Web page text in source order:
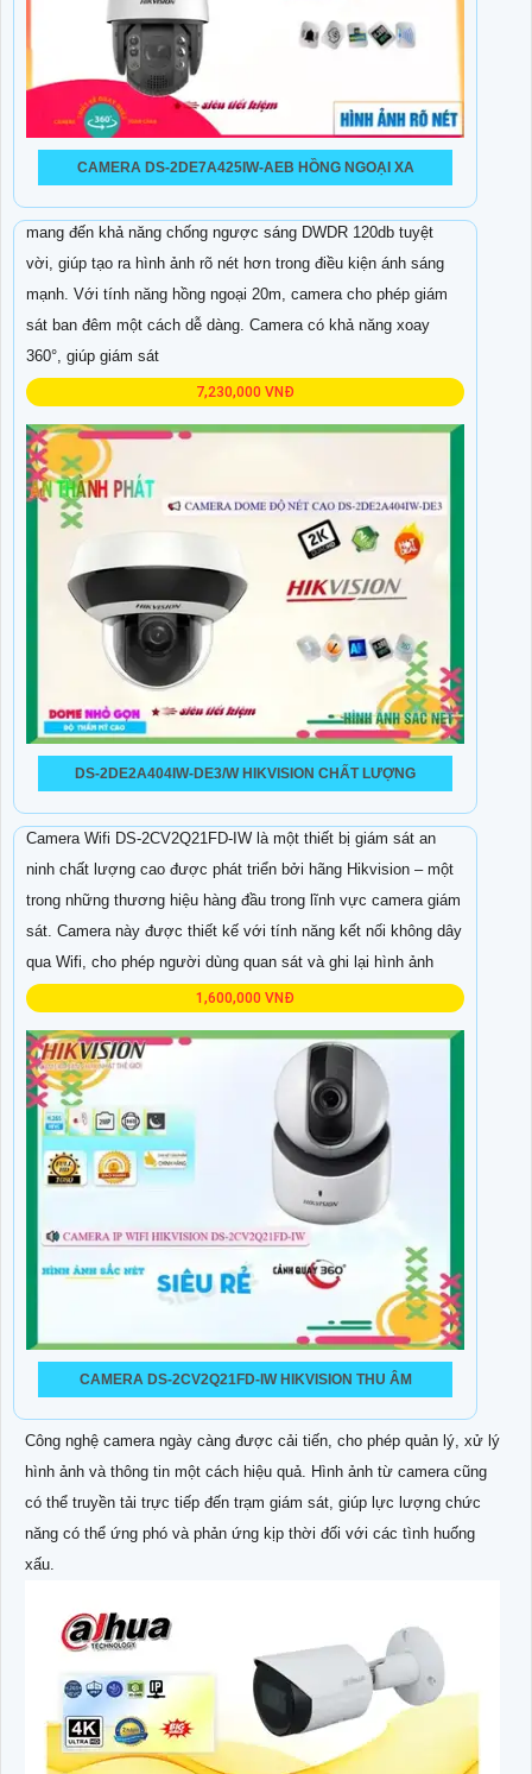
CAMERA DS-2DE7A425IW-AEB HỒNG NGOẠI XA
DS-2DE2A404IW-DE3/W HIKVISION CHẤT LƯỢNG
7,230,000 VNĐ
mang đến khả năng chống ngược sáng DWDR 120db tuyệt
vời, giúp tạo ra hình ảnh rõ nét hơn trong điều kiện ánh sáng
mạnh. Với tính năng hồng ngoại 20m, camera cho phép giám
sát ban đêm một cách dễ dàng. Camera có khả năng xoay
360°, giúp giám sát
CAMERA DS-2CV2Q21FD-IW HIKVISION THU ÂM
1,600,000 VNĐ
Camera Wifi DS-2CV2Q21FD-IW là một thiết bị giám sát an
ninh chất lượng cao được phát triển bởi hãng Hikvision – một
trong những thương hiệu hàng đầu trong lĩnh vực camera giám
sát. Camera này được thiết kế với tính năng kết nối không dây
qua Wifi, cho phép người dùng quan sát và ghi lại hình ảnh
Công nghệ camera ngày càng được cải tiến, cho phép quản lý, xử lý
hình ảnh và thông tin một cách hiệu quả. Hình ảnh từ camera cũng
có thể truyền tải trực tiếp đến trạm giám sát, giúp lực lượng chức
năng có thể ứng phó và phản ứng kịp thời đối với các tình huống
xấu.